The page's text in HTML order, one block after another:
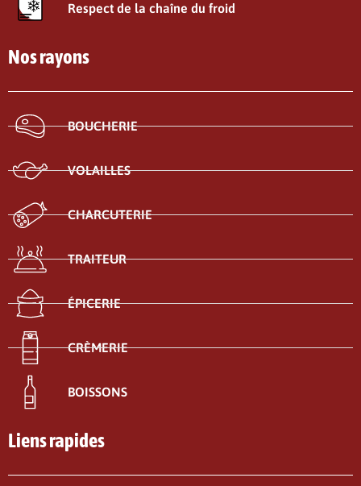
Respect de la chaîne du froid
Nos rayons
BOUCHERIE
VOLAILLES
CHARCUTERIE
TRAITEUR
ÉPICERIE
CRÈMERIE
BOISSONS
Liens rapides